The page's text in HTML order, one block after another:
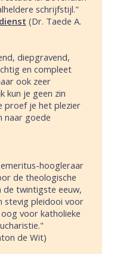
schrijfstijl."
(Dr. Taede A.
diepgravend,
en compleet
ook zeer
kun je geen zin
proef je het plezier
naar goede
hoogleraar
de theologische
de twintigste eeuw,
stevig pleidooi voor
voor katholieke
de Wit)